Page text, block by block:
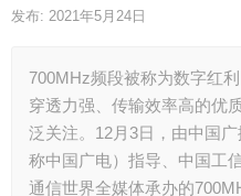
发布: 2021年5月24日
700MHz频段被称为数字红
穿透力强、传输效率高的优
泛关注。12月3日，由中国
称中国广电）指导、中国工
通信世界全媒体承办的